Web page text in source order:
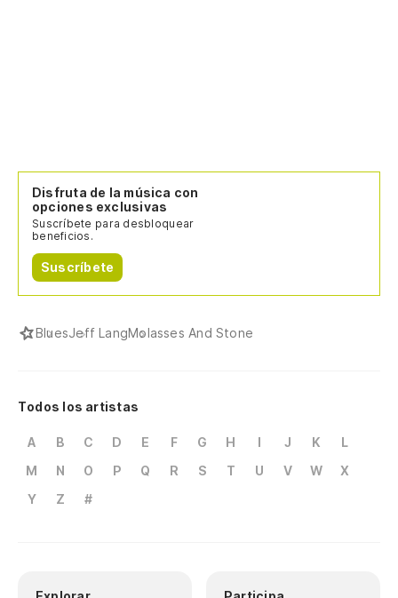
Disfruta de la música con
opciones exclusivas
Suscríbete para desbloquear
beneficios.
Suscríbete
BluesJeff LangMolasses And Stone
Todos los artistas
A B C D E F G H I J K
L
M
N O P Q R S T U V W
X
Y
Z #